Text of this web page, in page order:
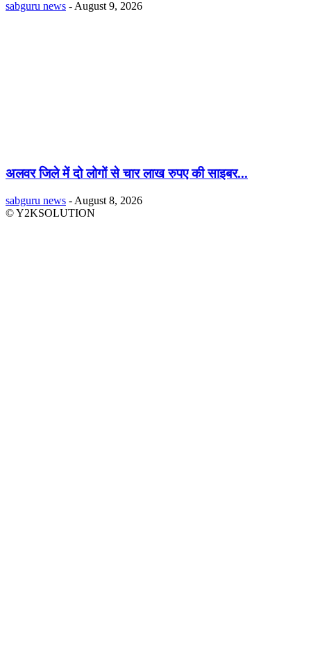
sabguru news - August 9, 2026
अलवर जिले में दो लोगों से चार लाख रुपए की साइबर...
sabguru news - August 8, 2026
© Y2KSOLUTION